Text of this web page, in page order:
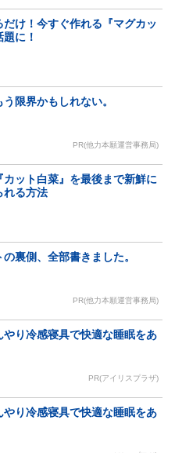
だけ！今すぐ作れる『マグカッ
に！
限界かもしれない。
PR(他力本願運営事務局)
カット白菜』を最後まで新鮮に
れる方法
裏側、全部書きました。
PR(他力本願運営事務局)
やり冷感寝具で快適な睡眠をあ
PR(アイリスプラザ)
やり冷感寝具で快適な睡眠をあ